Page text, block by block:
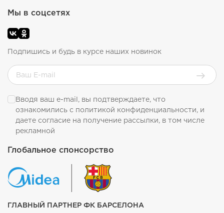
Глобальное спонсорство
ГЛАВНЫЙ ПАРТНЕР ФК БАРСЕЛОНА
Мы в соцсетях
Подпишись и будь в курсе наших новинок
Вводя ваш e-mail, вы подтверждаете, что
ознакомились с политикой конфиденциальности, и
даете согласие на получение рассылки, в том числе
рекламной